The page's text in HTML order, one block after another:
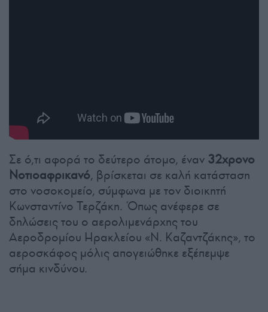
Σε ό,τι αφορά το δεύτερο άτομο, έναν 32χρονο
Νοτιοαφρικανό, βρίσκεται σε καλή κατάσταση
στο νοσοκομείο, σύμφωνα με τον διοικητή
Κωνσταντίνο Τερζάκη. Όπως ανέφερε σε
δηλώσεις του ο αερολιμενάρχης του
Αεροδρομίου Ηρακλείου «Ν. Καζαντζάκης», το
αεροσκάφος μόλις απογειώθηκε εξέπεμψε
σήμα κινδύνου.